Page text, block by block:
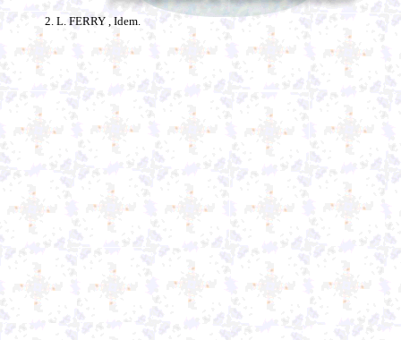
2. L. FERRY , Idem.